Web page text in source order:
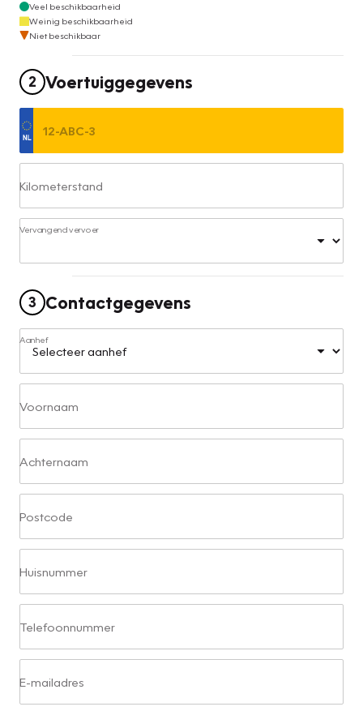
Veel beschikbaarheid
Weinig beschikbaarheid
Niet beschikbaar
2 Voertuiggegevens
Kilometerstand
Vervangend vervoer
3 Contactgegevens
Aanhef
Voornaam
Achternaam
Postcode
Huisnummer
Telefoonnummer
E-mailadres